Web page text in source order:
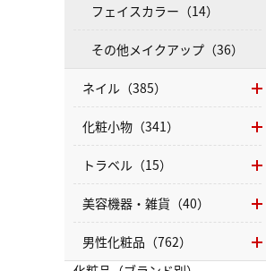
フェイスカラー（14）
その他メイクアップ（36）
ネイル（385）
化粧小物（341）
トラベル（15）
美容機器・雑貨（40）
男性化粧品（762）